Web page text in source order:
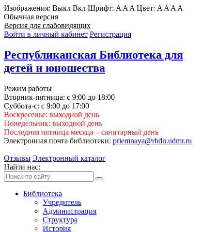
Изображения: Выкл Вкл Шрифт: A A A Цвет: A A A A
Обычная версия
Версия для слабовидящих
Войти в личный кабинет Регистрация
Республиканская Библиотека для
детей и юношества
Режим работы
Вторник-пятница: с 9:00 до 18:00
Суббота-с: с 9:00 до 17:00
Воскресенье: выходной день
Понедельник: выходной день
Последняя пятница месяца – санитарный день
Электронная почта библиотеки: priemnaya@rbdu.udmr.ru
Отзывы Электронный каталог
Найти нас:
Библиотека
Учредитель
Администрация
Структура
История